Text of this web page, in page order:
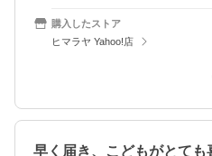
購入したストア
ヒマラヤ Yahoo!店